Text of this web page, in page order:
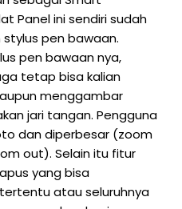
Panel ini sendiri sudah
pen bawaan.
pen bawaan nya,
tetap bisa kalian
menggambar
jari tangan. Pengguna
dan diperbesar (zoom
out). Selain itu fitur
yang bisa
atau seluruhnya